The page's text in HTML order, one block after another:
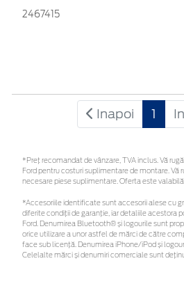
2467415
Inapoi 1
*Preţ recomandat de vânzare, TVA inclus. Vă
Ford pentru costuri suplimentare de montare. Vă
necesare piese suplimentare. Oferta este
*Accesoriile identificate sunt accesorii alese cu
diferite condiții de garanție, iar detaliile acestora
Ford. Denumirea Bluetooth® și logourile sunt
orice utilizare a unor astfel de mărci de către
face sub licență. Denumirea iPhone/iPod și
Celelalte mărci și denumiri comerciale sunt